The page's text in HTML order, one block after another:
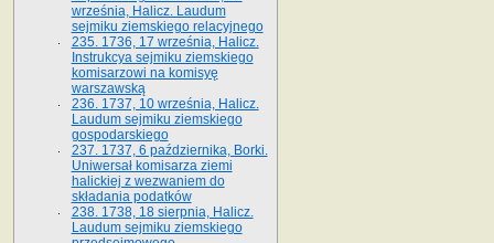
września, Halicz. Laudum
sejmiku ziemskiego relacyjnego
235. 1736, 17 września, Halicz.
Instrukcya sejmiku ziemskiego
komisarzowi na komisyę
warszawską
236. 1737, 10 września, Halicz.
Laudum sejmiku ziemskiego
gospodarskiego
237. 1737, 6 października, Borki.
Uniwersał komisarza ziemi
halickiej z wezwaniem do
składania podatków
238. 1738, 18 sierpnia, Halicz.
Laudum sejmiku ziemskiego